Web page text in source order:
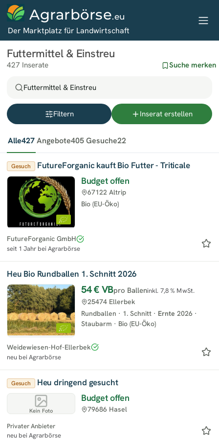
Agrarbörse.eu
Der Marktplatz für Landwirtschaft
Futtermittel & Einstreu
427 Inserate Suche merken
Futtermittel & Einstreu
Filtern Inserat erstellen
Alle427Angebote405Gesuche22
Gesuch FutureForganic kauft Bio Futter - Triticale
Budget offen
Bio (EU-Öko)
67122 Altrip
FutureForganic GmbH
seit 1 Jahr bei Agrarbörse
Heu Bio Rundballen 1. Schnitt 2026
54 €VBpro Balleninkl. 7,8 % MwSt.
Rundballen · 1. Schnitt · Ernte 2026 ·
Staubarm · Bio (EU-Öko)
25474 Ellerbek
Weidewiesen-Hof-Ellerbek
neu bei Agrarbörse
Kein Foto
Gesuch Heu dringend gesucht
Budget offen
79686 Hasel
Privater Anbieter
neu bei Agrarbörse